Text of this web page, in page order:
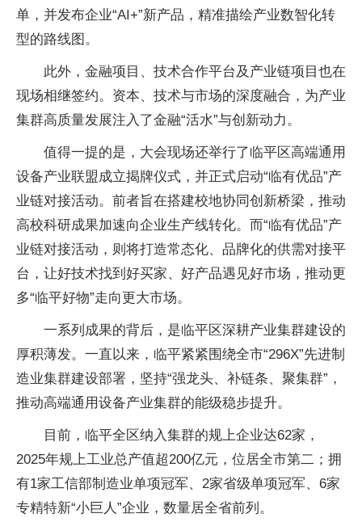
单，并发布企业“AI+”新产品，精准描绘产业数智化转
型的路线图。
此外，金融项目、技术合作平台及产业链项目也在
现场相继签约。资本、技术与市场的深度融合，为产业
集群高质量发展注入了金融“活水”与创新动力。
值得一提的是，大会现场还举行了临平区高端通用
设备产业联盟成立揭牌仪式，并正式启动“临有优品”产
业链对接活动。前者旨在搭建校地协同创新桥梁，推动
高校科研成果加速向企业生产线转化。而“临有优品”产
业链对接活动，则将打造常态化、品牌化的供需对接平
台，让好技术找到好买家、好产品遇见好市场，推动更
多“临平好物”走向更大市场。
一系列成果的背后，是临平区深耕产业集群建设的
厚积薄发。一直以来，临平紧紧围绕全市“296X”先进制
造业集群建设部署，坚持“强龙头、补链条、聚集群”，
推动高端通用设备产业集群的能级稳步提升。
目前，临平全区纳入集群的规上企业达62家，
2025年规上工业总产值超200亿元，位居全市第二；拥
有1家工信部制造业单项冠军、2家省级单项冠军、6家
专精特新“小巨人”企业，数量居全省前列。